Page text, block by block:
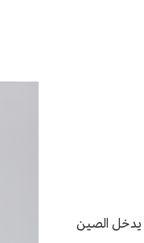
يدخل الصين